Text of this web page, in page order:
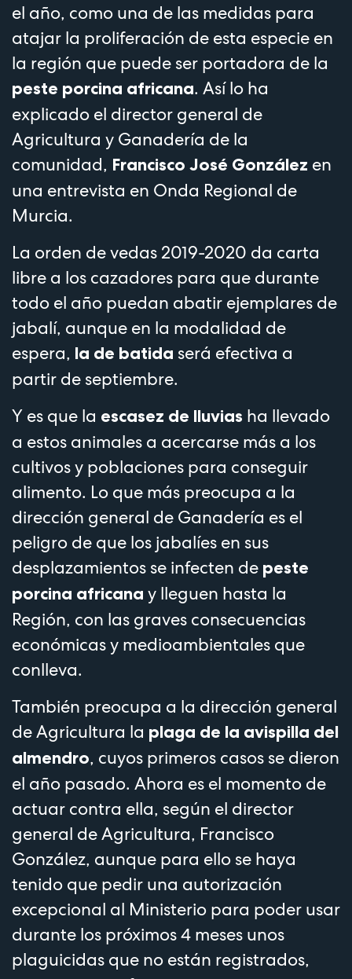
el año, como una de las medidas para
atajar la proliferación de esta especie en
la región que puede ser portadora de la
peste porcina africana. Así lo ha
explicado el director general de
Agricultura y Ganadería de la
comunidad, Francisco José González en
una entrevista en Onda Regional de
Murcia.
La orden de vedas 2019-2020 da carta
libre a los cazadores para que durante
todo el año puedan abatir ejemplares de
jabalí, aunque en la modalidad de
espera, la de batida será efectiva a
partir de septiembre.
Y es que la escasez de lluvias ha llevado
a estos animales a acercarse más a los
cultivos y poblaciones para conseguir
alimento. Lo que más preocupa a la
dirección general de Ganadería es el
peligro de que los jabalíes en sus
desplazamientos se infecten de peste
porcina africana y lleguen hasta la
Región, con las graves consecuencias
económicas y medioambientales que
conlleva.
También preocupa a la dirección general
de Agricultura la plaga de la avispilla del
almendro, cuyos primeros casos se dieron
el año pasado. Ahora es el momento de
actuar contra ella, según el director
general de Agricultura, Francisco
González, aunque para ello se haya
tenido que pedir una autorización
excepcional al Ministerio para poder usar
durante los próximos 4 meses unos
plaguicidas que no están registrados,